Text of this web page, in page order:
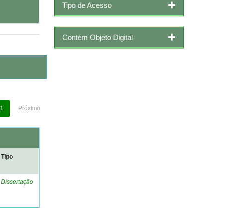
1 Próximo
Tipo
Dissertação
Tipo de Acesso
Contém Objeto Digital